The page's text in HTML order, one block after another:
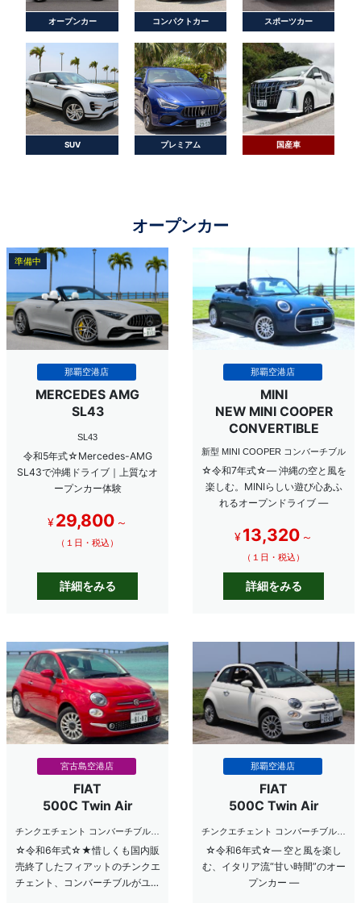
オープンカー コンパクトカー スポーツカー
SUV プレミアム 国産車
オープンカー
NEW
準備中
那覇空港店
MERCEDES AMG
SL43
SL43
令和5年式☆Mercedes-AMG
SL43で沖縄ドライブ｜上質なオ
ープンカー体験
¥29,800 ～
（１日・税込）
詳細をみる
那覇空港店
MINI
NEW MINI COOPER
CONVERTIBLE
新型 MINI COOPER コンバーチブル
☆令和7年式☆― 沖縄の空と風を
楽しむ。MINIらしい遊び心あふ
れるオープンドライブ ―
¥13,320 ～
（１日・税込）
詳細をみる
宮古島空港店
FIAT
500C Twin Air
チンクエチェント コンバーチブル
☆令和6年式☆★惜しくも国内販
売終了したフィアットのチンクエ
チェント、コンバーチブルがユニ
那覇空港店
FIAT
500C Twin Air
チンクエチェント コンバーチブル
☆令和6年式☆― 空と風を楽し
む、イタリア流“甘い時間”のオー
プンカー ―